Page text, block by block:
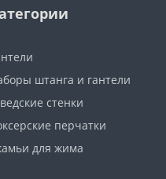
штанга и гантели
стенки
перчатки
для жима